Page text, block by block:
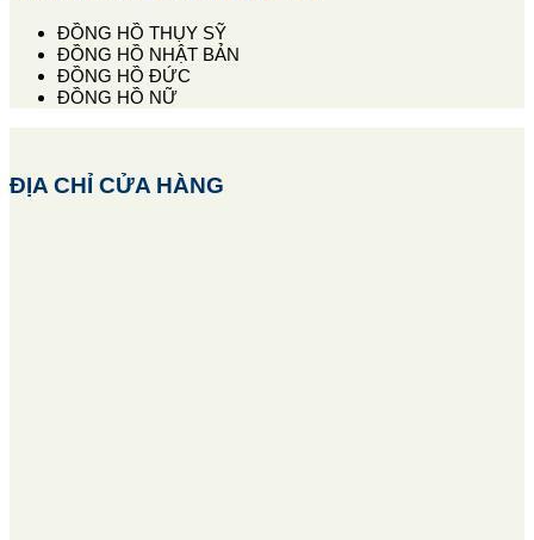
ĐỒNG HỒ THỤY SỸ
ĐỒNG HỒ NHẬT BẢN
ĐỒNG HỒ ĐỨC
ĐỒNG HỒ NỮ
ĐỊA CHỈ CỬA HÀNG